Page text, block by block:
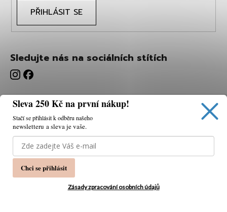
Používáme cookies, abychom vám umožnili pohodlné
prohlížení webu a díky analýze webu neustále zlepšovat
jeho funkce, výkon a použitelnost.
PŘIHLÁSIT SE
Sledujte nás na sociálních stítích
Sleva 250 Kč na první nákup!
Stačí se přihlásit k odběru našeho
newsletteru a sleva je vaše.
Chci se přihlásit
Zásady zpracování osobních údajů